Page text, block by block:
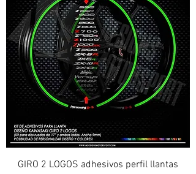
GIRO 2 LOGOS adhesivos perfil llantas